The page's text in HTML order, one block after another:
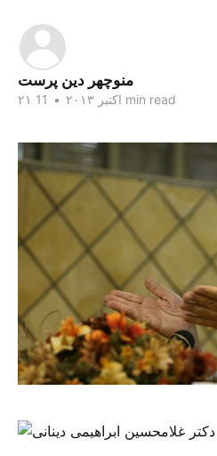
منوچهر دین پرست
۲۱ اکتبر ۲۰۱۳ • 11 min read